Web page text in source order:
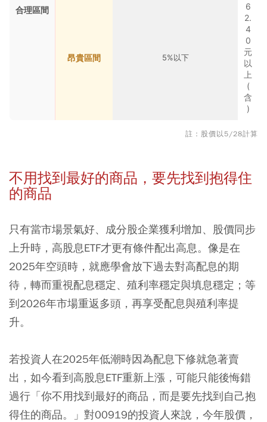
合理區間
昂貴區間 5%以下
6
2.
4
0
元
以
上
(
含
)
註：股價以5/28計算
不用找到最好的商品，要先找到抱得住
的商品
只有當市場景氣好、成分股企業獲利增加、股價同步
上升時，高股息ETF才更有條件配出高息。像是在
2025年空頭時，就應學會放下過去對高配息的期
待，轉而重視配息穩定、殖利率穩定與填息穩定；等
到2026年市場重返多頭，再享受配息與殖利率提
升。
若投資人在2025年低潮時因為配息下修就急著賣
出，如今看到高股息ETF重新上漲，可能只能後悔錯
過行「你不用找到最好的商品，而是要先找到自己抱
得住的商品。」對00919的投資人來說，今年股價，